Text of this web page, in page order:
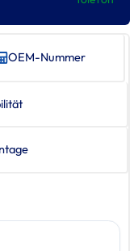
OEM-Nummer